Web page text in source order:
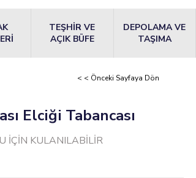
TEŞHİR VE
AÇIK BÜFE
DEPOLAMA VE
TAŞIMA
< < Önceki Sayfaya Dön
Elciği Tabancası
İÇİN KULANILABİLİR